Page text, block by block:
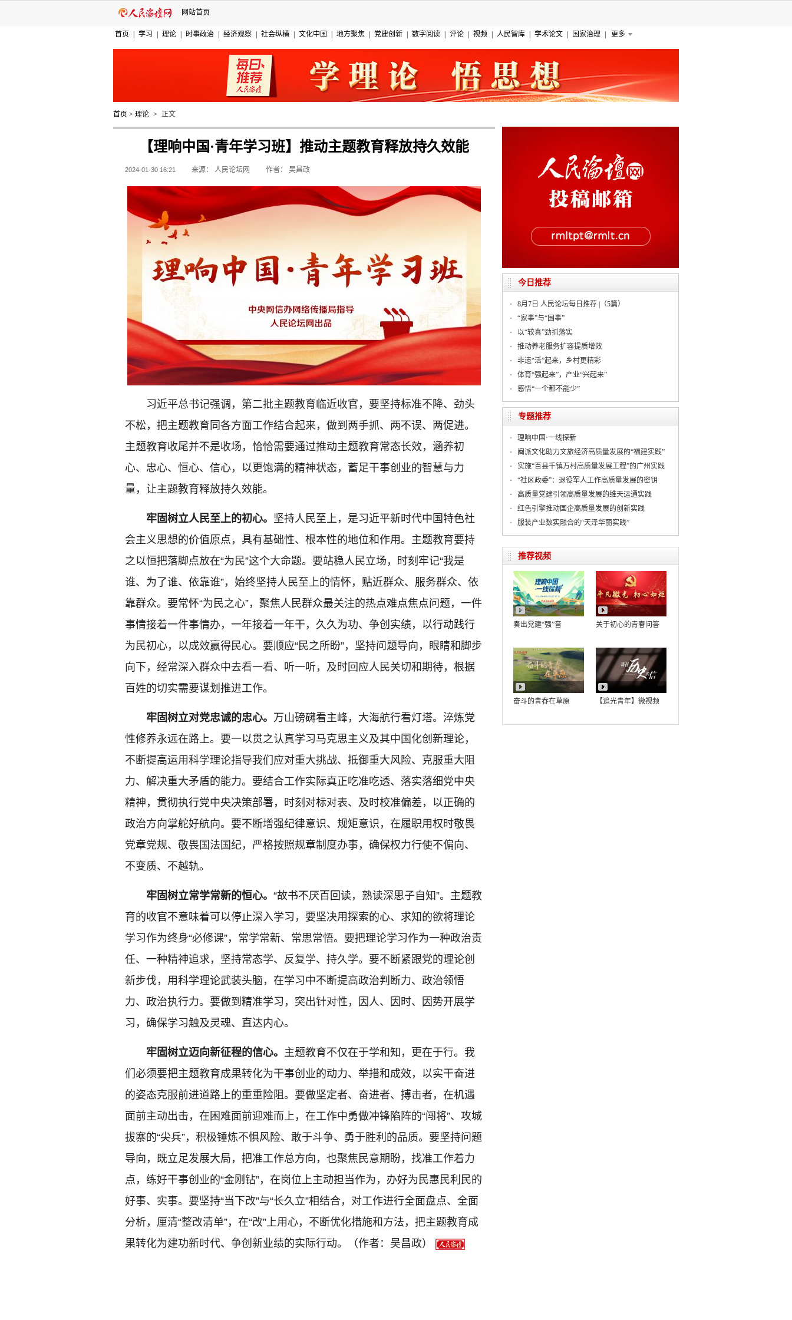
网站首页
首页 学习 理论 时事政治 经济观察 社会纵横 文化中国 地方聚焦 党建创新 数字阅读 评论 视频 人民智库 学术论文 国家治理 更多
首页 > 理论 > 正文
【理响中国·青年学习班】推动主题教育释放持久效能
2024-01-30 16:21 来源： 人民论坛网 作者： 吴昌政
习近平总书记强调，第二批主题教育临近收官，要坚持标准不降、劲头
不松，把主题教育同各方面工作结合起来，做到两手抓、两不误、两促进。
主题教育收尾并不是收场，恰恰需要通过推动主题教育常态长效，涵养初
心、忠心、恒心、信心，以更饱满的精神状态，蓄足干事创业的智慧与力
量，让主题教育释放持久效能。
牢固树立人民至上的初心。 坚持人民至上，是习近平新时代中国特色社
会主义思想的价值原点，具有基础性、根本性的地位和作用。主题教育要持
之以恒把落脚点放在“为民”这个大命题。要站稳人民立场，时刻牢记“我是
谁、为了谁、依靠谁”，始终坚持人民至上的情怀，贴近群众、服务群众、依
靠群众。要常怀“为民之心”，聚焦人民群众最关注的热点难点焦点问题，一件
事情接着一件事情办，一年接着一年干，久久为功、争创实绩，以行动践行
为民初心，以成效赢得民心。要顺应“民之所盼”，坚持问题导向，眼睛和脚步
向下，经常深入群众中去看一看、听一听，及时回应人民关切和期待，根据
百姓的切实需要谋划推进工作。
牢固树立对党忠诚的忠心。 万山磅礴看主峰，大海航行看灯塔。淬炼党
性修养永远在路上。要一以贯之认真学习马克思主义及其中国化创新理论，
不断提高运用科学理论指导我们应对重大挑战、抵御重大风险、克服重大阻
力、解决重大矛盾的能力。要结合工作实际真正吃准吃透、落实落细党中央
精神，贯彻执行党中央决策部署，时刻对标对表、及时校准偏差，以正确的
政治方向掌舵好航向。要不断增强纪律意识、规矩意识，在履职用权时敬畏
党章党规、敬畏国法国纪，严格按照规章制度办事，确保权力行使不偏向、
不变质、不越轨。
牢固树立常学常新的恒心。 “故书不厌百回读，熟读深思子自知”。主题教
育的收官不意味着可以停止深入学习，要坚决用探索的心、求知的欲将理论
学习作为终身“必修课”，常学常新、常思常悟。要把理论学习作为一种政治责
任、一种精神追求，坚持常态学、反复学、持久学。要不断紧跟党的理论创
新步伐，用科学理论武装头脑，在学习中不断提高政治判断力、政治领悟
力、政治执行力。要做到精准学习，突出针对性，因人、因时、因势开展学
习，确保学习触及灵魂、直达内心。
牢固树立迈向新征程的信心。 主题教育不仅在于学和知，更在于行。我
们必须要把主题教育成果转化为干事创业的动力、举措和成效，以实干奋进
的姿态克服前进道路上的重重险阻。要做坚定者、奋进者、搏击者，在机遇
面前主动出击，在困难面前迎难而上，在工作中勇做冲锋陷阵的“闯将”、攻城
拔寨的“尖兵”，积极锤炼不惧风险、敢于斗争、勇于胜利的品质。要坚持问题
导向，既立足发展大局，把准工作总方向，也聚焦民意期盼，找准工作着力
点，练好干事创业的“金刚钻”，在岗位上主动担当作为，办好为民惠民利民的
好事、实事。要坚持“当下改”与“长久立”相结合，对工作进行全面盘点、全面
分析，厘清“整改清单”，在“改”上用心，不断优化措施和方法，把主题教育成
果转化为建功新时代、争创新业绩的实际行动。（作者：吴昌政）
今日推荐
8月7日 人民论坛每日推荐 |（5篇）
“家事”与“国事”
以“较真”劲抓落实
推动养老服务扩容提质增效
非遗“活”起来，乡村更精彩
体育“强起来”，产业“兴起来”
感悟“一个都不能少”
专题推荐
理响中国·一线探新
闽派文化助力文旅经济高质量发展的“福建实践”
实施“百县千镇万村高质量发展工程”的广州实践
“社区政委”：退役军人工作高质量发展的密钥
高质量党建引领高质量发展的维天运通实践
红色引擎推动国企高质量发展的创新实践
服装产业数实融合的“天泽华丽实践”
推荐视频
奏出党建“强”音 关于初心的青春问答
奋斗的青春在草原 【追光青年】微视频